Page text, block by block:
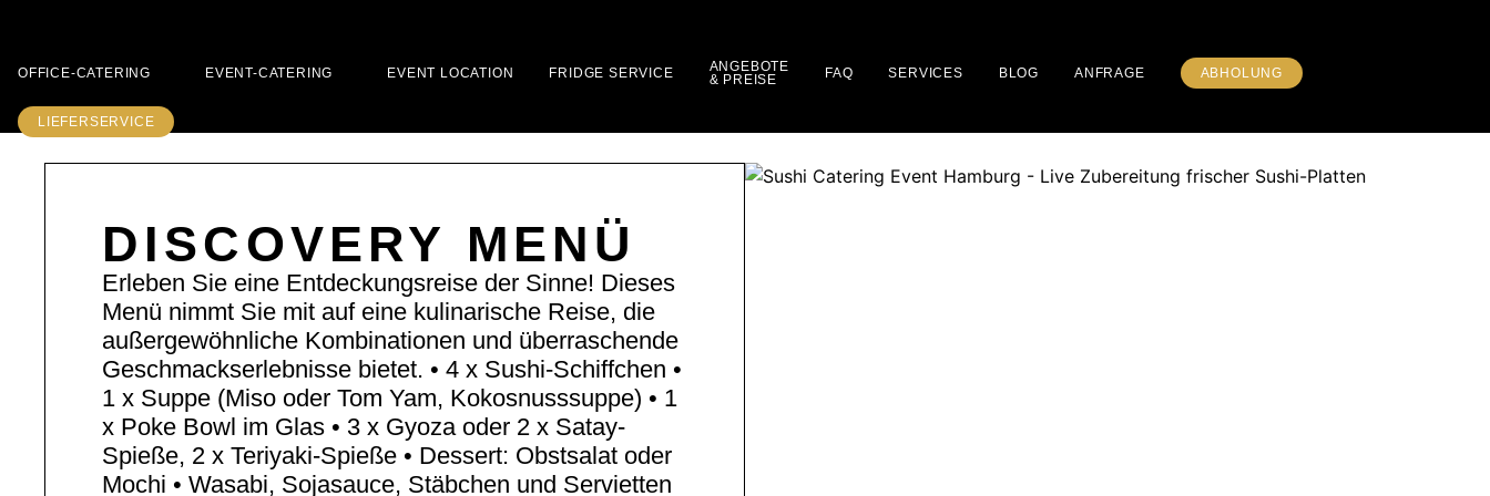
OFFICE-CATERING EVENT-CATERING EVENT LOCATION FRIDGE SERVICE
ANGEBOTE
& PREISE
FAQ SERVICES BLOG ANFRAGE ABHOLUNG
LIEFERSERVICE
DISCOVERY MENÜ
Erleben Sie eine Entdeckungsreise der Sinne! Dieses
Menü nimmt Sie mit auf eine kulinarische Reise, die
außergewöhnliche Kombinationen und überraschende
Geschmackserlebnisse bietet. • 4 x Sushi-Schiffchen •
1 x Suppe (Miso oder Tom Yam, Kokosnusssuppe) • 1
x Poke Bowl im Glas • 3 x Gyoza oder 2 x Satay-
Spieße, 2 x Teriyaki-Spieße • Dessert: Obstsalat oder
Mochi • Wasabi, Sojasauce, Stäbchen und Servietten